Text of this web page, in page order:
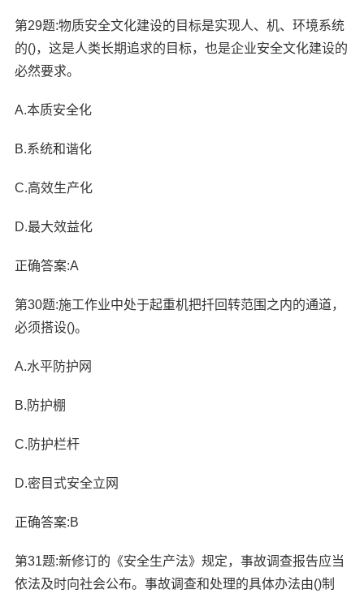
第29题:物质安全文化建设的目标是实现人、机、环境系统
的()，这是人类长期追求的目标，也是企业安全文化建设的
必然要求。
A.本质安全化
B.系统和谐化
C.高效生产化
D.最大效益化
正确答案:A
第30题:施工作业中处于起重机把扦回转范围之内的通道，
必须搭设()。
A.水平防护网
B.防护棚
C.防护栏杆
D.密目式安全立网
正确答案:B
第31题:新修订的《安全生产法》规定，事故调查报告应当
依法及时向社会公布。事故调查和处理的具体办法由()制